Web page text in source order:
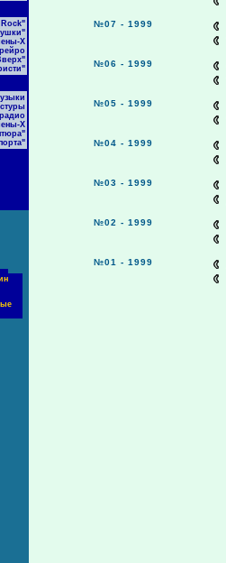
Х
Х
№07 - 1999
№06 - 1999
№05 - 1999
№04 - 1999
№03 - 1999
№02 - 1999
№01 - 1999